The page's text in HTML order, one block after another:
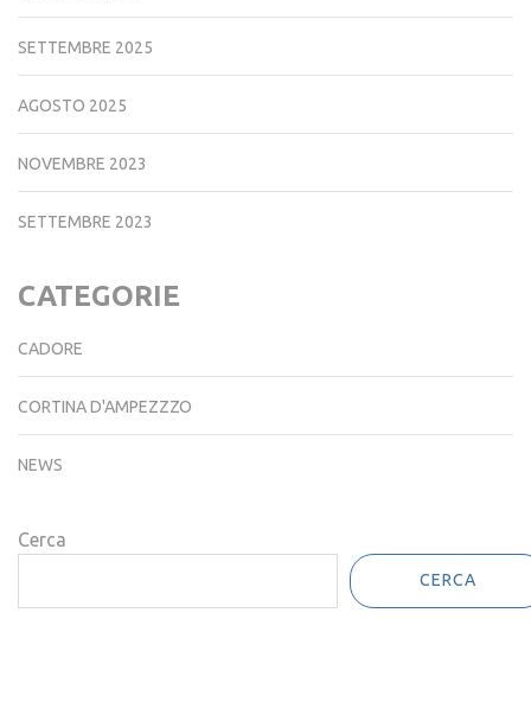
SETTEMBRE 2025
AGOSTO 2025
NOVEMBRE 2023
SETTEMBRE 2023
CATEGORIE
CADORE
CORTINA D'AMPEZZZO
NEWS
Cerca
CERCA